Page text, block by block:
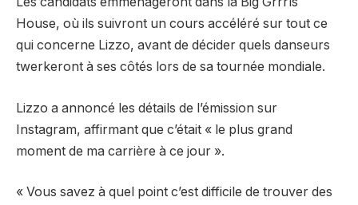
House, où ils suivront un cours accéléré sur tout ce
qui concerne Lizzo, avant de décider quels danseurs
twerkeront à ses côtés lors de sa tournée mondiale.
Lizzo a annoncé les détails de l’émission sur
Instagram, affirmant que c’était « le plus grand
moment de ma carrière à ce jour ».
« Vous savez à quel point c’est difficile de trouver des